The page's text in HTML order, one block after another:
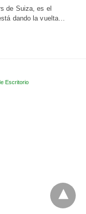
de Suiza, es el
dando la vuelta…
Escritorio